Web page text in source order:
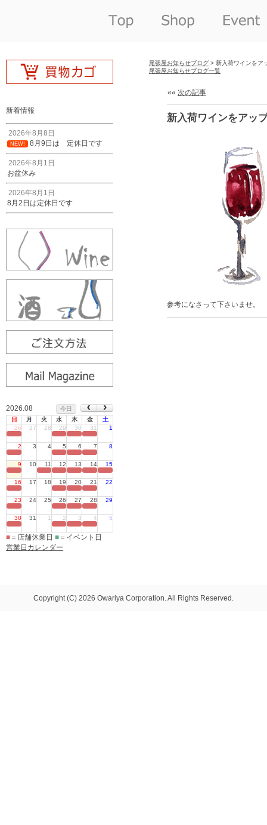
新着情報
2026年8月8日
NEW! 8月9日は 定休日です
2026年8月1日
お盆休み
2026年8月1日
8月2日は定休日です
2026.08
今日
日
月 火 水 木 金
土
26
27 28 29 30 31 1
2 3 4 5 6 7 8
9 10 11 12 13 14 15
16 17 18 19 20 21 22
23 24 25 26 27 28 29
30 31 1 2 3 4 5
■ ＝店舗休業日 ■ ＝イベント日
営業日カレンダー
尾張屋お知らせブログ > 新入荷ワインをア
尾張屋お知らせブログ一覧
«« 次の記事
新入荷ワインをアッ
参考になさって下さいませ。
Copyright (C) 2026 Owariya Corporation. All Rights Reserved.